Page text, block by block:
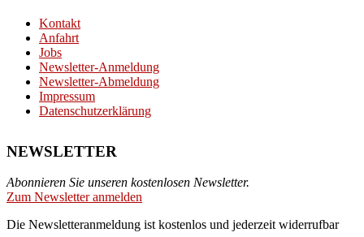
Kontakt
Anfahrt
Jobs
Newsletter-Anmeldung
Newsletter-Abmeldung
Impressum
Datenschutzerklärung
NEWSLETTER
Abonnieren Sie unseren kostenlosen Newsletter.
Zum Newsletter anmelden
Die Newsletteranmeldung ist kostenlos und jederzeit widerrufbar